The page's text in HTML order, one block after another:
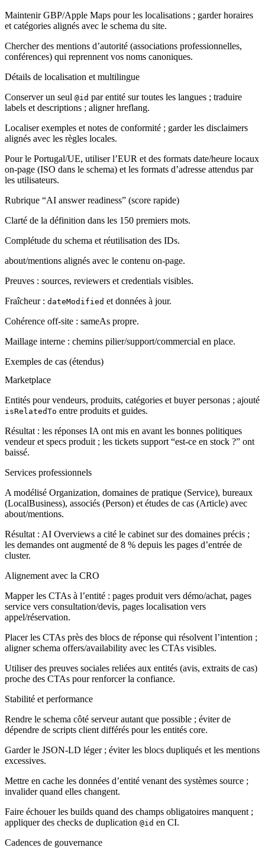
Maintenir GBP/Apple Maps pour les localisations ; garder horaires
et catégories alignés avec le schema du site.
Chercher des mentions d’autorité (associations professionnelles,
conférences) qui reprennent vos noms canoniques.
Détails de localisation et multilingue
Conserver un seul @id par entité sur toutes les langues ; traduire
labels et descriptions ; aligner hreflang.
Localiser exemples et notes de conformité ; garder les disclaimers
alignés avec les règles locales.
Pour le Portugal/UE, utiliser l’EUR et des formats date/heure locaux
on-page (ISO dans le schema) et les formats d’adresse attendus par
les utilisateurs.
Rubrique “AI answer readiness” (score rapide)
Clarté de la définition dans les 150 premiers mots.
Complétude du schema et réutilisation des IDs.
about/mentions alignés avec le contenu on-page.
Preuves : sources, reviewers et credentials visibles.
Fraîcheur : dateModified et données à jour.
Cohérence off-site : sameAs propre.
Maillage interne : chemins pilier/support/commercial en place.
Exemples de cas (étendus)
Marketplace
Entités pour vendeurs, produits, catégories et buyer personas ; ajouté
isRelatedTo entre produits et guides.
Résultat : les réponses IA ont mis en avant les bonnes politiques
vendeur et specs produit ; les tickets support “est-ce en stock ?” ont
baissé.
Services professionnels
A modélisé Organization, domaines de pratique (Service), bureaux
(LocalBusiness), associés (Person) et études de cas (Article) avec
about/mentions.
Résultat : AI Overviews a cité le cabinet sur des domaines précis ;
les demandes ont augmenté de 8 % depuis les pages d’entrée de
cluster.
Alignement avec la CRO
Mapper les CTAs à l’entité : pages produit vers démo/achat, pages
service vers consultation/devis, pages localisation vers
appel/réservation.
Placer les CTAs près des blocs de réponse qui résolvent l’intention ;
aligner schema offers/availability avec les CTAs visibles.
Utiliser des preuves sociales reliées aux entités (avis, extraits de cas)
proche des CTAs pour renforcer la confiance.
Stabilité et performance
Rendre le schema côté serveur autant que possible ; éviter de
dépendre de scripts client différés pour les entités core.
Garder le JSON-LD léger ; éviter les blocs dupliqués et les mentions
excessives.
Mettre en cache les données d’entité venant des systèmes source ;
invalider quand elles changent.
Faire échouer les builds quand des champs obligatoires manquent ;
appliquer des checks de duplication @id en CI.
Cadences de gouvernance